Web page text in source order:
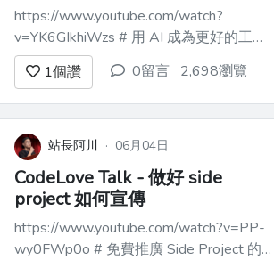
https://www.youtube.com/watch?
v=YK6GIkhiWzs # 用 AI 成為更好的工程
師：我養成的 6 個習慣分享 在這場直播
中，我分享了自己身為工程師，在 AI 時
代養成的 6 個好習慣。這些習慣幫助我更
有效率地學習、寫程式、成長，同時避免
對 AI 過度依...
1個讚 0留言 2,698瀏覽
站長阿川 · 06月04日
CodeLove Talk - 做好 side
project 如何宣傳
https://www.youtube.com/watch?v=PP-
wy0FWp0o # 免費推廣 Side Project 的